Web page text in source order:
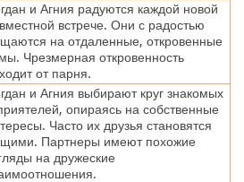
и Агния радуются каждой новой
встрече. Они с радостью
на отдаленные, откровенные
Чрезмерная откровенность
от парня.
и Агния выбирают круг знакомых
опираясь на собственные
Часто их друзья становятся
Партнеры имеют похожие
на дружеские